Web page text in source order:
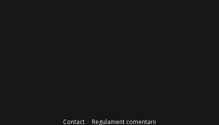
Contact· Regulament comentarii